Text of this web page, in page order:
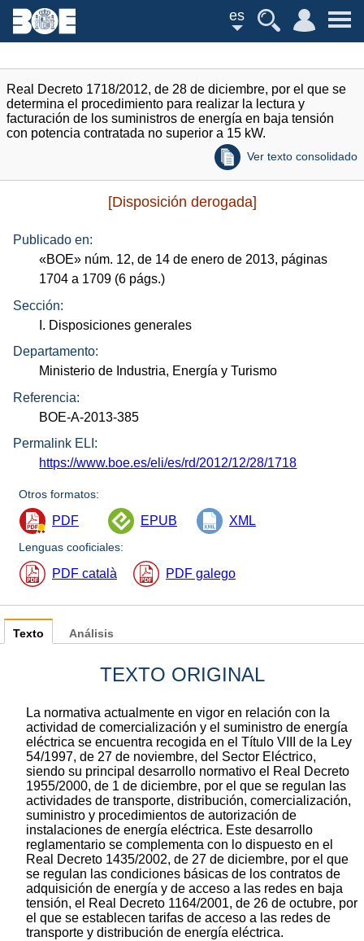
es
Real Decreto 1718/2012, de 28 de diciembre, por el que se
determina el procedimiento para realizar la lectura y
facturación de los suministros de energía en baja tensión
con potencia contratada no superior a 15 kW.
Ver texto consolidado
[Disposición derogada]
Publicado en:
«BOE» núm. 12, de 14 de enero de 2013, páginas
1704 a 1709 (6 págs.)
Sección:
I. Disposiciones generales
Departamento:
Ministerio de Industria, Energía y Turismo
Referencia:
BOE-A-2013-385
Permalink ELI:
https://www.boe.es/eli/es/rd/2012/12/28/1718
Otros formatos:
PDF EPUB XML
Lenguas cooficiales:
PDF català PDF galego
Texto
TEXTO ORIGINAL
La normativa actualmente en vigor en relación con la
actividad de comercialización y el suministro de energía
eléctrica se encuentra recogida en el Título VIII de la Ley
54/1997, de 27 de noviembre, del Sector Eléctrico,
siendo su principal desarrollo normativo el Real Decreto
1955/2000, de 1 de diciembre, por el que se regulan las
actividades de transporte, distribución, comercialización,
suministro y procedimientos de autorización de
instalaciones de energía eléctrica. Este desarrollo
reglamentario se complementa con lo dispuesto en el
Real Decreto 1435/2002, de 27 de diciembre, por el que
se regulan las condiciones básicas de los contratos de
adquisición de energía y de acceso a las redes en baja
tensión, el Real Decreto 1164/2001, de 26 de octubre, por
el que se establecen tarifas de acceso a las redes de
transporte y distribución de energía eléctrica.
Análisis